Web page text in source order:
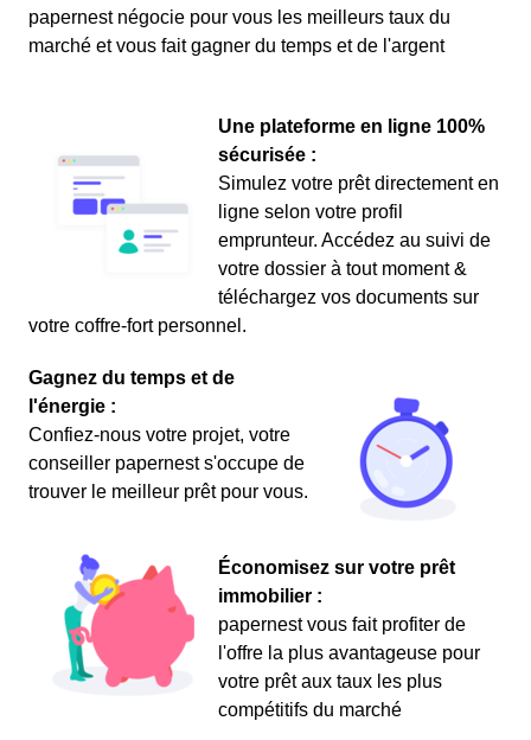
papernest négocie pour vous les meilleurs taux du
marché et vous fait gagner du temps et de l'argent
Une plateforme en ligne 100%
sécurisée :
Simulez votre prêt directement en
ligne selon votre profil
emprunteur. Accédez au suivi de
votre dossier à tout moment &
téléchargez vos documents sur
votre coffre-fort personnel.
Gagnez du temps et de
l'énergie :
Confiez-nous votre projet, votre
conseiller papernest s'occupe de
trouver le meilleur prêt pour vous.
Économisez sur votre prêt
immobilier :
papernest vous fait profiter de
l'offre la plus avantageuse pour
votre prêt aux taux les plus
compétitifs du marché